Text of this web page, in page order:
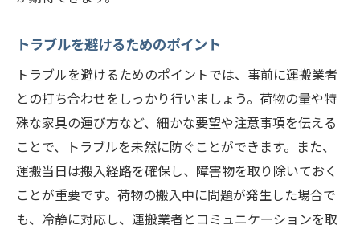
トラブルを避けるためのポイント
トラブルを避けるためのポイントでは、事前に運搬業者
との打ち合わせをしっかり行いましょう。荷物の量や特
殊な家具の運び方など、細かな要望や注意事項を伝える
ことで、トラブルを未然に防ぐことができます。また、
運搬当日は搬入経路を確保し、障害物を取り除いておく
ことが重要です。荷物の搬入中に問題が発生した場合で
も、冷静に対応し、運搬業者とコミュニケーションを取